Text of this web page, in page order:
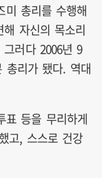
미 총리를 수행해
자신의 목소리
러다 2006년 9
총리가 됐다. 역대
표 등을 무리하게
고, 스스로 건강